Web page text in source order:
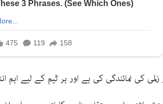
کی نمائندگی کی ہے اور ہر ٹیم کے لیے اہم